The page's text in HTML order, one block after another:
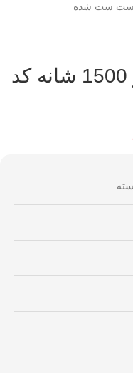
فرش طرح افشان دلبر 1500 شانه کد